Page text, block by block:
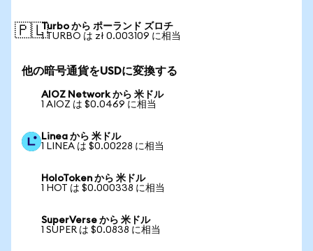
🇵🇱Turbo から ポーランド ズロチ
1 TURBO は zł 0.003109 に相当
他の暗号通貨をUSDに変換する
AIOZ Network から 米ドル
1 AIOZ は $0.0469 に相当
Linea から 米ドル
1 LINEA は $0.00228 に相当
HoloToken から 米ドル
1 HOT は $0.000338 に相当
SuperVerse から 米ドル
1 SUPER は $0.0838 に相当